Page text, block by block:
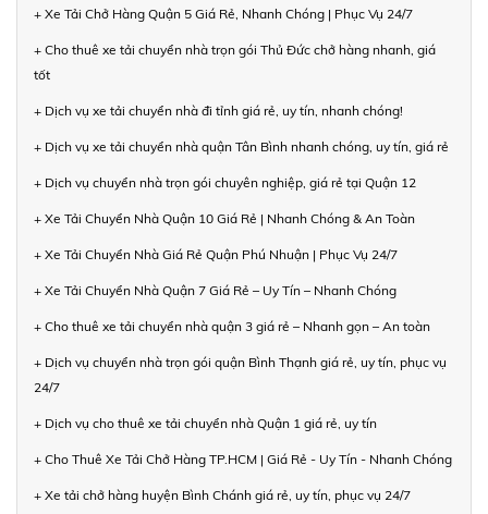
+ Xe Tải Chở Hàng Quận 5 Giá Rẻ, Nhanh Chóng | Phục Vụ 24/7
+ Cho thuê xe tải chuyển nhà trọn gói Thủ Đức chở hàng nhanh, giá
tốt
+ Dịch vụ xe tải chuyển nhà đi tỉnh giá rẻ, uy tín, nhanh chóng!
+ Dịch vụ xe tải chuyển nhà quận Tân Bình nhanh chóng, uy tín, giá rẻ
+ Dịch vụ chuyển nhà trọn gói chuyên nghiệp, giá rẻ tại Quận 12
+ Xe Tải Chuyển Nhà Quận 10 Giá Rẻ | Nhanh Chóng & An Toàn
+ Xe Tải Chuyển Nhà Giá Rẻ Quận Phú Nhuận | Phục Vụ 24/7
+ Xe Tải Chuyển Nhà Quận 7 Giá Rẻ – Uy Tín – Nhanh Chóng
+ Cho thuê xe tải chuyển nhà quận 3 giá rẻ – Nhanh gọn – An toàn
+ Dịch vụ chuyển nhà trọn gói quận Bình Thạnh giá rẻ, uy tín, phục vụ
24/7
+ Dịch vụ cho thuê xe tải chuyển nhà Quận 1 giá rẻ, uy tín
+ Cho Thuê Xe Tải Chở Hàng TP.HCM | Giá Rẻ - Uy Tín - Nhanh Chóng
+ Xe tải chở hàng huyện Bình Chánh giá rẻ, uy tín, phục vụ 24/7